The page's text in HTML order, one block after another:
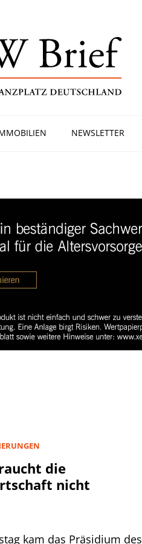
NEWSLETTER
die
nicht
kam das Präsidium des